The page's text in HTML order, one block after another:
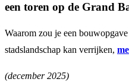
een toren op de Grand
Waarom zou je een
stadslandschap kan verrijken,
(december 2025)